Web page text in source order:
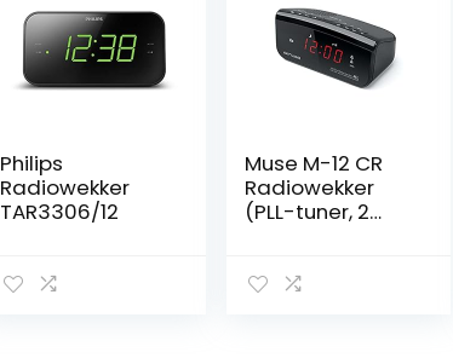
Philips
Radiowekker
TAR3306/12
Muse M-12 CR
Radiowekker
(PLL-tuner, 2
led-display)